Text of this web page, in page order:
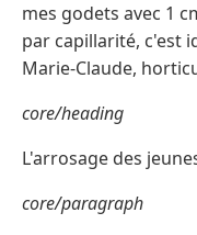
mes godets avec 1
par capillarité, c'est
Marie-Claude,
core/heading
L'arrosage des
core/paragraph